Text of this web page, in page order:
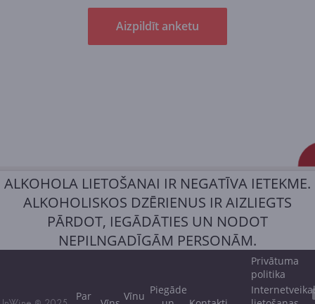
Aizpildīt anketu
ALKOHOLA LIETOŠANAI IR NEGATĪVA IETEKME.
ALKOHOLISKOS DZĒRIENUS IR AIZLIEGTS
PĀRDOT, IEGĀDĀTIES UN NODOT
NEPILNGADĪGĀM PERSONĀM.
Par
Vīnu Piegāde
Privātuma
politika